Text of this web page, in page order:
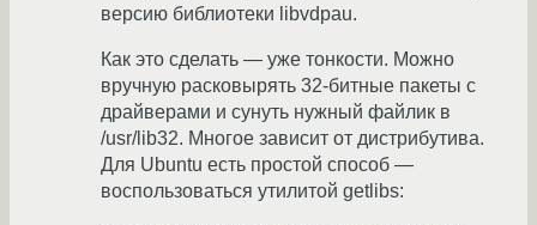
версию библиотеки libvdpau.
Как это сделать — уже тонкости. Можно
вручную расковырять 32-битные пакеты с
драйверами и сунуть нужный файлик в
/usr/lib32. Многое зависит от дистрибутива.
Для Ubuntu есть простой способ —
воспользоваться утилитой getlibs: